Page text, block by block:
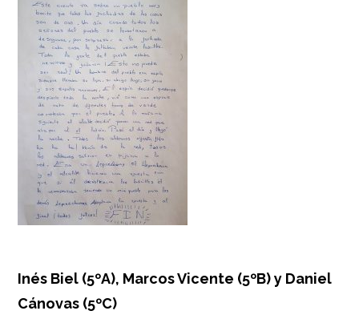
Inés Biel (5ºA), Marcos Vicente (5ºB) y Daniel
Cánovas (5ºC)